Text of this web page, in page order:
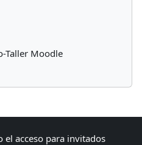
Taller Moodle
el acceso para invitados